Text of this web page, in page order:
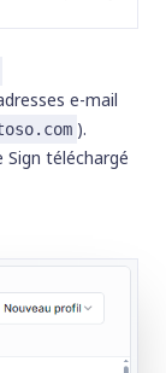
e-mail
).
téléchargé